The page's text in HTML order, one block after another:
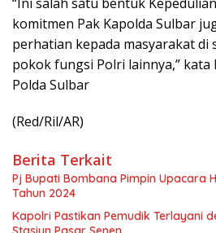
komitmen Pak Kapolda Sulbar
perhatian kepada masyarakat di
pokok fungsi Polri lainnya,” kata
Polda Sulbar
(Red/Ril/AR)
Berita Terkait
Pj Bupati Bombana Pimpin Upacara
Tahun 2024
Kapolri Pastikan Pemudik Terlayani